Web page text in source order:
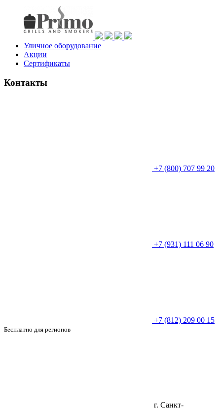
Уличное оборудование
Акции
Сертификаты
Контакты
+7 (800) 707 99 20
+7 (931) 111 06 90
+7 (812) 209 00 15
Бесплатно для регионов
г. Санкт-